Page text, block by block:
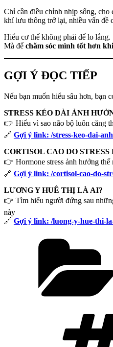
Chỉ cần điều chỉnh nhịp sống,
khí lưu thông trở lại, nhiều vấn đề
Hiểu cơ thể không phải để lo lắng.
Mà để chăm sóc mình tốt hơn
GỢI Ý ĐỌC TIẾP
Nếu bạn muốn hiểu sâu hơn, bạn
STRESS KÉO DÀI ẢNH
👉 Hiểu vì sao não bộ luôn căng
🔗 Gợi ý link: /stress-keo-dai-
CORTISOL CAO DO STRESS
👉 Hormone stress ảnh hưởng thế
🔗 Gợi ý link: /cortisol-cao-do-
LƯƠNG Y HUÊ THỊ LÀ AI?
👉 Tìm hiểu người đứng sau
này
🔗 Gợi ý link: /luong-y-hue-thi-